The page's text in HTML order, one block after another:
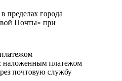
пределах города
Почты» при
наложенным платежом
почтовую службу